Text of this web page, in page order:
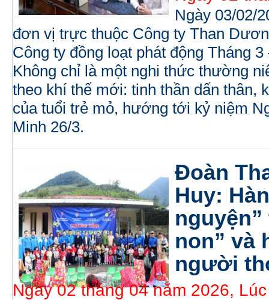
Ngày 03/02/
đơn vị trực thuộc Công ty Than
Công ty đồng loạt phát động Tháng
Không chỉ là một nghi thức thường
theo khí thế mới: tinh thần dấn thân,
của tuổi trẻ mỏ, hướng tới kỷ niệm
Minh 26/3.
Đoàn
Huy:
non” và
người
Ngày 02 tháng 04 năm 2026,